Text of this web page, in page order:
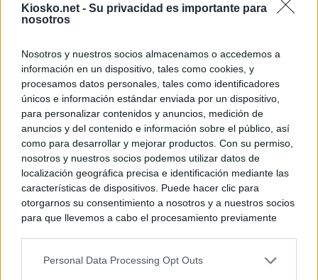
Kiosko.net - Su privacidad es importante para
nosotros
Nosotros y nuestros socios almacenamos o accedemos a
información en un dispositivo, tales como cookies, y
procesamos datos personales, tales como identificadores
únicos e información estándar enviada por un dispositivo,
para personalizar contenidos y anuncios, medición de
anuncios y del contenido e información sobre el público, así
como para desarrollar y mejorar productos. Con su permiso,
nosotros y nuestros socios podemos utilizar datos de
localización geográfica precisa e identificación mediante las
características de dispositivos. Puede hacer clic para
otorgarnos su consentimiento a nosotros y a nuestros socios
para que llevemos a cabo el procesamiento previamente
negar su consentimiento. Tenga en cuenta que algún
Personal Data Processing Opt Outs